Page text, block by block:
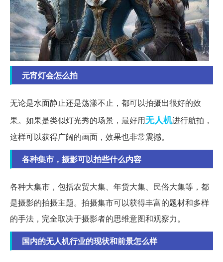
元宵灯会怎么拍
无论是水面静止还是荡漾不止，都可以拍摄出很好的效
果。如果是类似灯光秀的场景，最好用无人机进行航拍，
这样可以获得广阔的画面，效果也非常震撼。
各种集市，摄影可以拍些什么内容
各种大集市，包括农贸大集、年货大集、民俗大集等，都
是摄影的拍摄主题。拍摄集市可以获得丰富的题材和多样
的手法，完全取决于摄影者的思维意图和观察力。
国内的无人机行业的现状和前景怎么样